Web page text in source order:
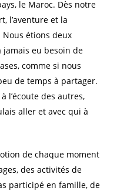
le Maroc. Dès notre
l’aventure et la
étions deux
jamais eu besoin de
comme si nous
de temps à partager.
l’écoute des autres,
aller et avec qui à
de chaque moment
des activités de
participé en famille, de